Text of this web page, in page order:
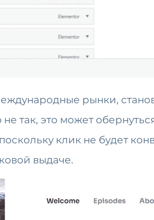
рынки,
так, это может
клик не будет
выдаче.